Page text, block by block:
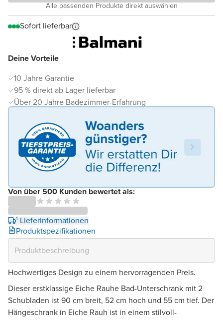
Deine Vorteile
10 Jahre Garantie
95 % direkt ab Lager lieferbar
Über 20 Jahre Badezimmer-Erfahrung
Von über 500 Kunden bewertet als:
¹ Lieferinformationen
Produktspezifikationen
Alle passenden Produkte direkt auswählen
Sofort lieferbar
Hochwertiges Design zu einem hervorragenden Preis.
Dieser erstklassige Eiche Rauhe Bad-Unterschrank mit 2
Schubladen ist 90 cm breit, 52 cm hoch und 55 cm tief. Der
Hängeschrank in Eiche Rauh ist in einem stilvoll-